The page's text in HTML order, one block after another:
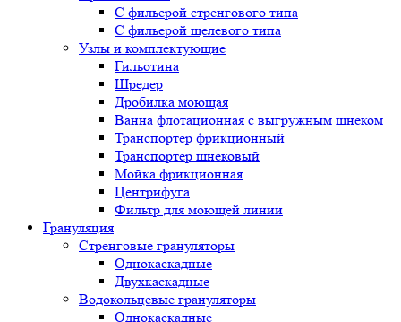
С фильерой стренгового типа
С фильерой щелевого типа
Узлы и комплектующие
Гильотина
Шредер
Дробилка моющая
Ванна флотационная с выгружным шнеком
Транспортер фрикционный
Транспортер шнековый
Мойка фрикционная
Центрифуга
Фильтр для моющей линии
Грануляция
Стренговые грануляторы
Однокаскадные
Двухкаскадные
Водокольцевые грануляторы
Однокаскадные